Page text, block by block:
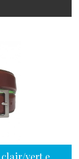
vert en 35